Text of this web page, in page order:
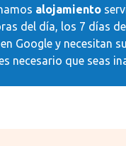
alojamiento
del día, los 7 días
Google y necesitan
necesario que seas